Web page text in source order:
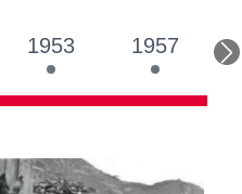
1953 1957